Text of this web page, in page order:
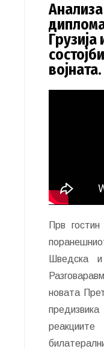
Грузија
војната.
Прв
Шведска
новата